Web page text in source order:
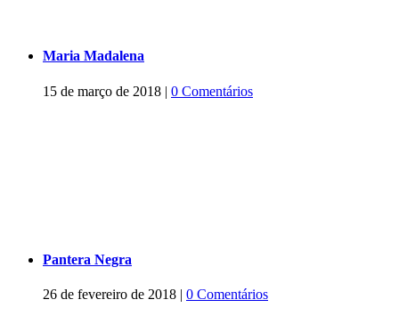
Maria Madalena
15 de março de 2018 | 0 Comentários
Pantera Negra
26 de fevereiro de 2018 | 0 Comentários